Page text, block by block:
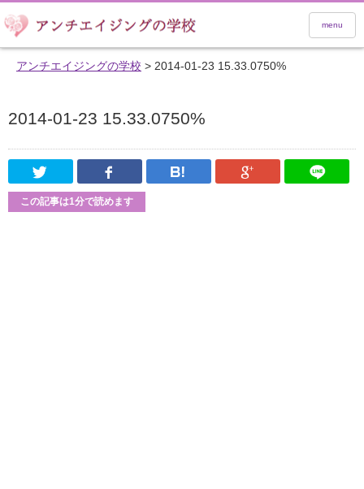
menu
アンチエイジングの学校 > 2014-01-23 15.33.0750%
2014-01-23 15.33.0750%
Twitter Facebook はてなブックマーク
Google
この記事は1分で読めます